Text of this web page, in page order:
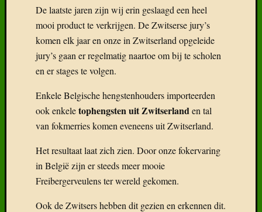
De laatste jaren zijn wij erin geslaagd een heel
mooi product te verkrijgen. De Zwitserse jury’s
komen elk jaar en onze in Zwitserland opgeleide
jury’s gaan er regelmatig naartoe om bij te scholen
en er stages te volgen.
Enkele Belgische hengstenhouders importeerden
ook enkeletophengsten uit Zwitserlanden tal
van fokmerries komen eveneens uit Zwitserland.
Het resultaat laat zich zien. Door onze fokervaring
in België zijn er steeds meer mooie
Freibergerveulens ter wereld gekomen.
Ook de Zwitsers hebben dit gezien en erkennen dit.